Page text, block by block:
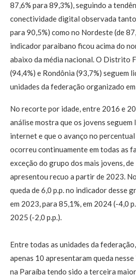
87,6% para 89,3%), seguindo a
conectividade digital observada
para 90,5%) como no Nordeste (de
indicador paraibano ficou acima do
abaixo da média nacional. O Distrito
(94,4%) e Rondônia (93,7%) seguem
unidades da federação organizado
No recorte por idade, entre 2016 e
análise mostra que os jovens seguem
internet e que o avanço no
ocorreu continuamente em todas as
exceção do grupo dos mais jovens,
apresentou recuo a partir de 2023.
queda de 6,0 p.p. no indicador desse
em 2023, para 85,1%, em 2024 (-4,0
2025 (-2,0 p.p.).
Entre todas as unidades da
apenas 10 apresentaram queda
na Paraíba tendo sido a terceira